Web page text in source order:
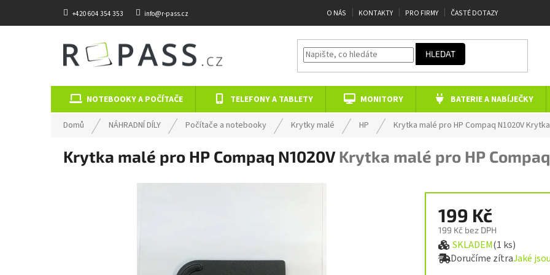
+420 604 354 353 info@r-pass.cz O NÁS KONTAKTY PRO FIRMY ČASTÉ DOTAZY
HLEDAT
NOTEBOOKY A POČÍTAČE TELEFONY A TABLETY MONITORY BATERIE A NABÍJEČKY
Domů NÁHRADNÍ DÍLY Počítače a notebooky Krytky malé HP Krytka malé pro HP Compaq N1020V
Krytka malé pro HP Compaq N1020VKrytka malé pro HP
199 Kč
199 Kč bez DPH
Měrná cena:
SKLADEM(1 ks)
Doručíme zítraJaké